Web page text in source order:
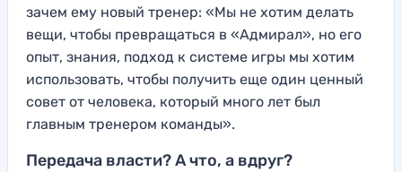
зачем ему новый тренер: «Мы не хотим делать
вещи, чтобы превращаться в «Адмирал», но его
опыт, знания, подход к системе игры мы хотим
использовать, чтобы получить еще один ценный
совет от человека, который много лет был
главным тренером команды».
Передача власти? А что, а вдруг?